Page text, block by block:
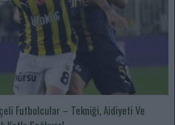
Futbolcular – Tekniği, Aidiyeti Ve